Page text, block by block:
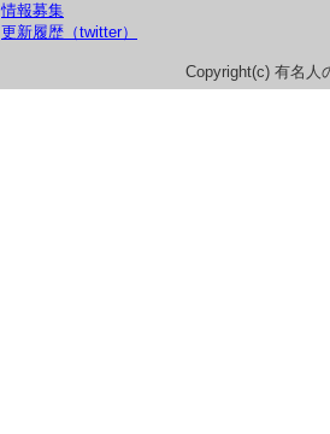
情報募集
更新履歴（twitter）
Copyright(c) 有名人